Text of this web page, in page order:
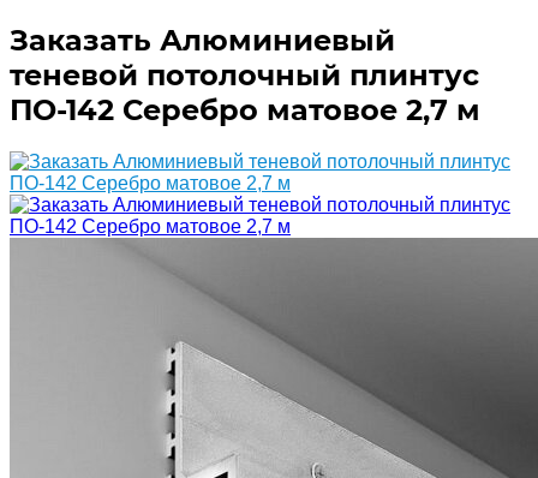
Заказать Алюминиевый
теневой потолочный плинтус
ПО-142 Серебро матовое 2,7 м